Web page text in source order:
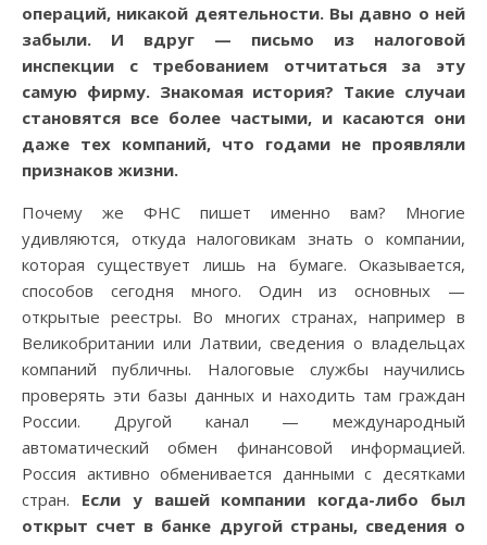
операций, никакой деятельности. Вы давно о ней
забыли. И вдруг — письмо из налоговой
инспекции с требованием отчитаться за эту
самую фирму. Знакомая история? Такие случаи
становятся все более частыми, и касаются они
даже тех компаний, что годами не проявляли
признаков жизни.
Почему же ФНС пишет именно вам? Многие
удивляются, откуда налоговикам знать о компании,
которая существует лишь на бумаге. Оказывается,
способов сегодня много. Один из основных —
открытые реестры. Во многих странах, например в
Великобритании или Латвии, сведения о владельцах
компаний публичны. Налоговые службы научились
проверять эти базы данных и находить там граждан
России. Другой канал — международный
автоматический обмен финансовой информацией.
Россия активно обменивается данными с десятками
стран. Если у вашей компании когда-либо был
открыт счет в банке другой страны, сведения о